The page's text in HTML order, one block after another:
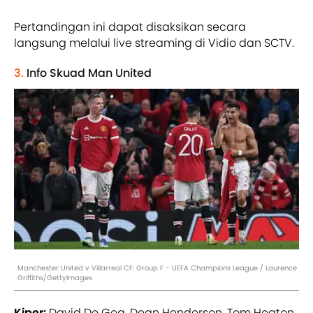
Pertandingan ini dapat disaksikan secara
langsung melalui live streaming di Vidio dan SCTV.
3. Info Skuad Man United
Manchester United v Villarreal CF: Group F - UEFA Champions League / Laurence
Griffiths/GettyImages